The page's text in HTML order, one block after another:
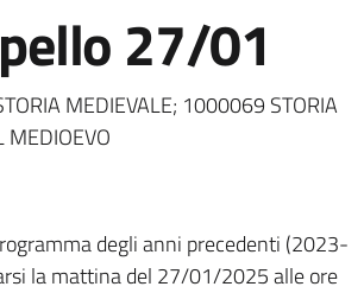
27/01
MEDIEVALE; 1000069 STORIA
MEDIOEVO
degli anni precedenti (2023-
la mattina del 27/01/2025 alle ore